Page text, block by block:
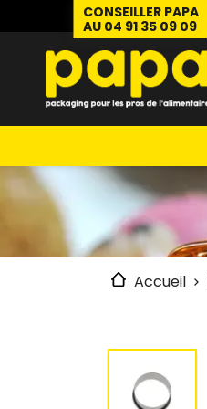
CONSEILLER PAPA
AU 04 91 35 09 09
Accueil